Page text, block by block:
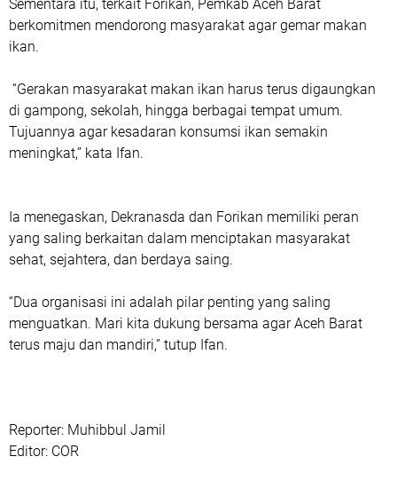
Sementara itu, terkait Forikan, Pemkab Aceh Barat
berkomitmen mendorong masyarakat agar gemar makan
ikan.
“Gerakan masyarakat makan ikan harus terus digaungkan
di gampong, sekolah, hingga berbagai tempat umum.
Tujuannya agar kesadaran konsumsi ikan semakin
meningkat,” kata Ifan.
Ia menegaskan, Dekranasda dan Forikan memiliki peran
yang saling berkaitan dalam menciptakan masyarakat
sehat, sejahtera, dan berdaya saing.
“Dua organisasi ini adalah pilar penting yang saling
menguatkan. Mari kita dukung bersama agar Aceh Barat
terus maju dan mandiri,” tutup Ifan.
Reporter: Muhibbul Jamil
Editor: COR